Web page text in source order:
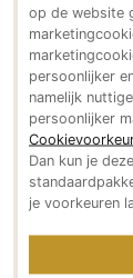
Wandafwerking
Beton Ciré
Behang /
Natuursteen
Leer
Schilderwerk
Stucwerk
Betonweg
8305 AG
NL
Bereikbaar
+31 (0)6
op de website
persoonlijker
namelijk
persoonlijker
Dan kun je
je voorkeuren